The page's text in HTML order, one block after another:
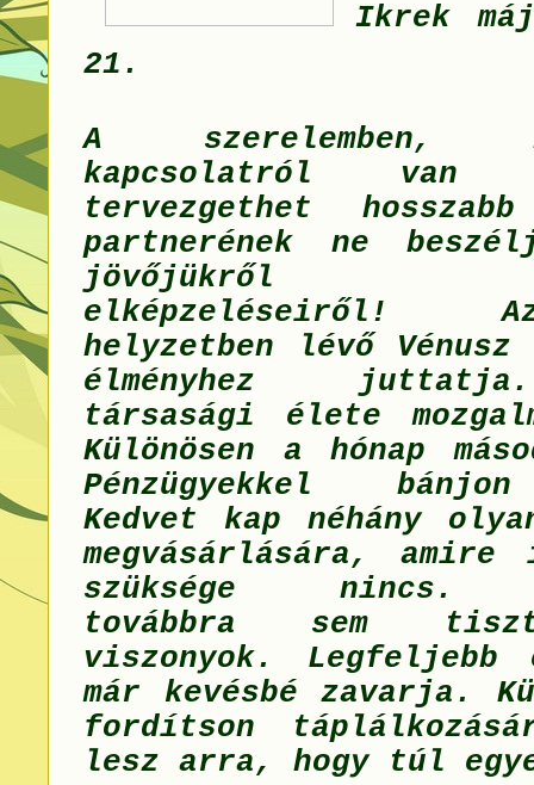
Ikrek
21.
A
kapcsolatról van
tervezgethet
partnerének ne
jövőjükről
elképzeléseiről!
helyzetben lévő Vénusz
élményhez
társasági élete
Különösen a hónap
Pénzügyekkel
Kedvet kap néhány
megvásárlására, amire
szüksége nincs.
továbbra sem
viszonyok. Legfeljebb
már kevésbé zavarja.
fordítson
lesz arra, hogy túl